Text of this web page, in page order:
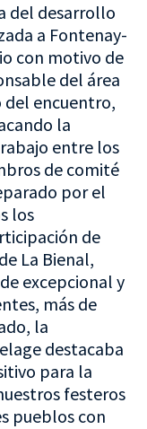
del desarrollo
a Fontenay-
con motivo de
del área
encuentro,
la
entre los
de comité
por el
los
de
La Bienal,
excepcional y
más de
la
destacaba
para la
festeros
pueblos con